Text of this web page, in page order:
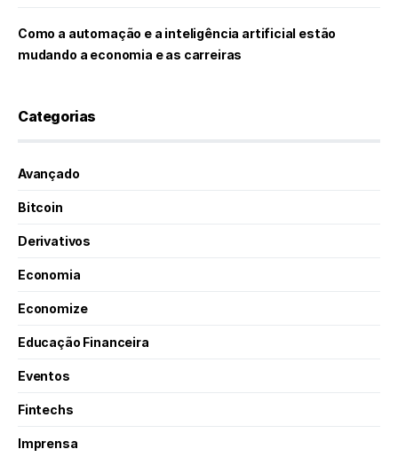
Como a automação e a inteligência artificial estão
mudando a economia e as carreiras
Categorias
Avançado
Bitcoin
Derivativos
Economia
Economize
Educação Financeira
Eventos
Fintechs
Imprensa